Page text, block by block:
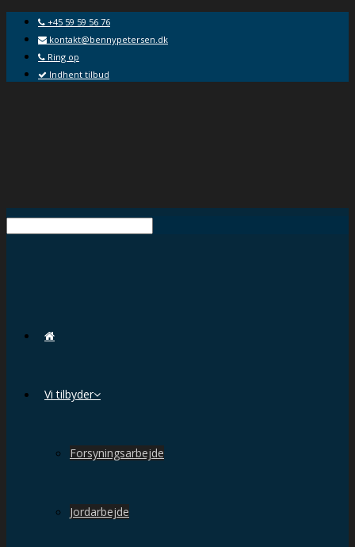
+45 59 59 56 76
kontakt@bennypetersen.dk
Ring op
Indhent tilbud
Vi tilbyder
Forsyningsarbejde
Jordarbejde